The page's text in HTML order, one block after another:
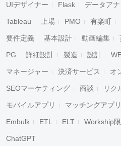
UIデザイナー Flask データアナ
Tableau 上場 PMO 有楽町
要件定義 基本設計 動画編集
PG 詳細設計 製造 設計
マネージャー 決済サービス オ
SEOマーケティング 商談 リク
モバイルアプリ マッチングアプリ
Embulk ETL ELT Workship
ChatGPT